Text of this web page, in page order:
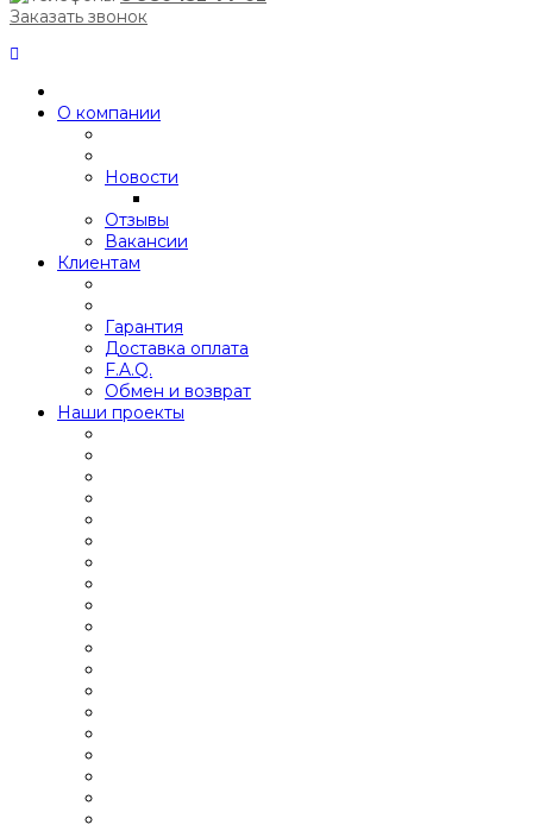
Заказать звонок
О компании
Новости
Отзывы
Вакансии
Клиентам
Гарантия
Доставка оплата
F.A.Q.
Обмен и возврат
Наши проекты